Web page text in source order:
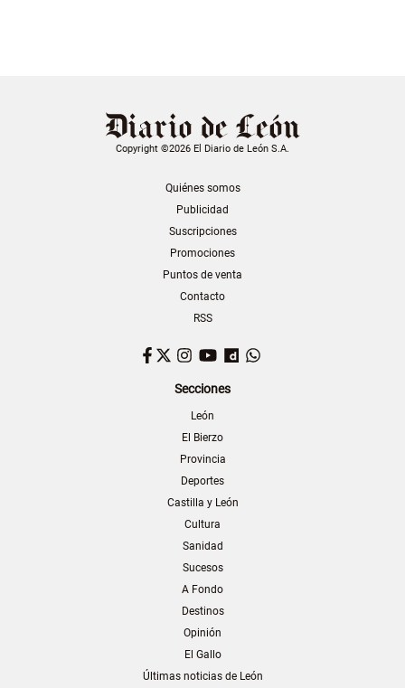
Copyright ©2026 El Diario de León S.A.
Quiénes somos
Publicidad
Suscripciones
Promociones
Puntos de venta
Contacto
RSS
Facebook
TwitterInstagram
YouTubeDailymotion
Secciones
León
El Bierzo
Provincia
Deportes
Castilla y León
Cultura
Sanidad
Sucesos
A Fondo
Destinos
Opinión
El Gallo
Últimas noticias de León